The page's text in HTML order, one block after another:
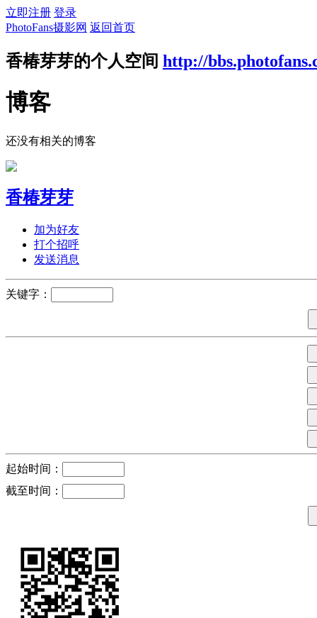
立即注册 登录
PhotoFans摄影网 返回首页
香椿芽芽的个人空间 http://
博客
还没有相关的博客
香椿芽芽
加为好友
打个招呼
发送消息
关键字：
起始时间：
截至时间：